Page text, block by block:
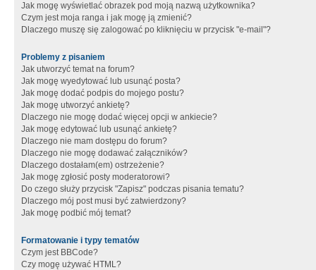
Jak mogę wyświetlać obrazek pod moją nazwą użytkownika?
Czym jest moja ranga i jak mogę ją zmienić?
Dlaczego muszę się zalogować po kliknięciu w przycisk "e-mail"?
Problemy z pisaniem
Jak utworzyć temat na forum?
Jak mogę wyedytować lub usunąć posta?
Jak mogę dodać podpis do mojego postu?
Jak mogę utworzyć ankietę?
Dlaczego nie mogę dodać więcej opcji w ankiecie?
Jak mogę edytować lub usunąć ankietę?
Dlaczego nie mam dostępu do forum?
Dlaczego nie mogę dodawać załączników?
Dlaczego dostałam(em) ostrzeżenie?
Jak mogę zgłosić posty moderatorowi?
Do czego służy przycisk "Zapisz" podczas pisania tematu?
Dlaczego mój post musi być zatwierdzony?
Jak mogę podbić mój temat?
Formatowanie i typy tematów
Czym jest BBCode?
Czy mogę używać HTML?